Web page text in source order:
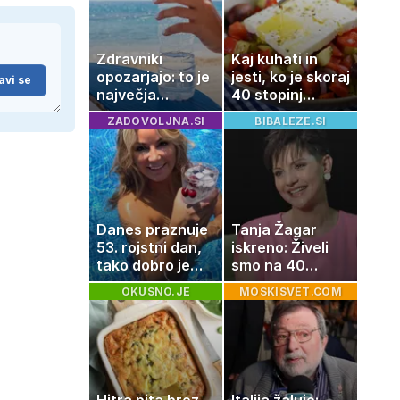
se
za pet evrov
Zdravniki
opozarjajo: to je
največja
napaka, ki jo
ljudje delajo med
vročino
Kaj kuhati in
jesti, ko je skoraj
40 stopinj
Celzija: 5 kosil
brez prižiganja
pečice
ZADOVOLJNA.SI
Danes praznuje
53. rojstni dan,
tako dobro je
videti znana
Slovenka
BIBALEZE.SI
Tanja Žagar
iskreno: Živeli
smo na 40
kvadratih, a
imela sem vse,
kar otrok
potrebuje
OKUSNO.JE MOSKISVET.COM